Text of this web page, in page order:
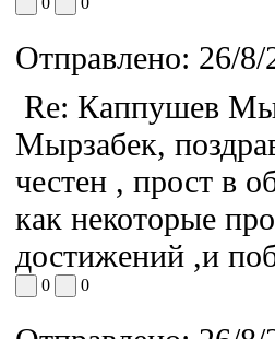
Отправлено: 26/
Re: Каппушев
Мырзабек,
честен , прост в
как некоторые
достижений ,и
0 0